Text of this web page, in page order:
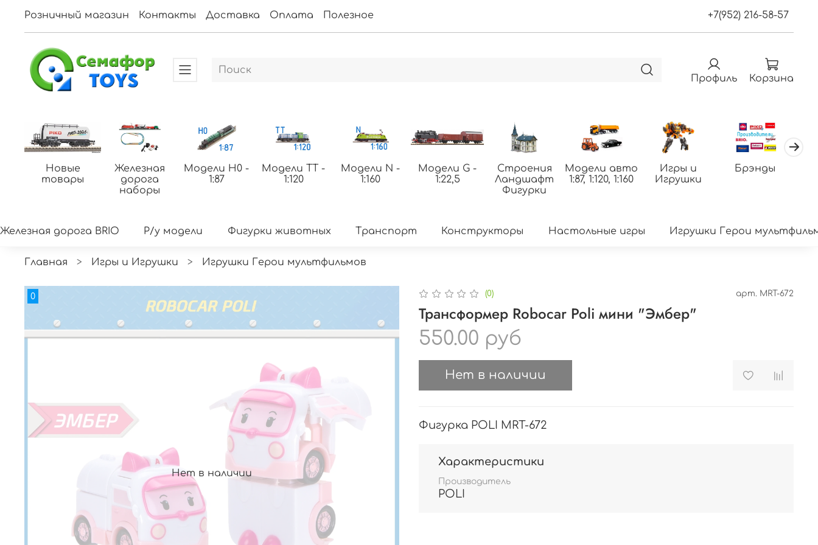
Розничный магазин Контакты Доставка Оплата Полезное +7(952) 216-58-57
Профиль Корзина
Новые
товары
Железная
дорога
наборы
Модели H0 -
1:87
Модели ТТ -
1:120
Модели N -
1:160
Модели G -
1:22,5
Строения
Ландшафт
Фигурки
Модели авто
1:87, 1:120, 1:160
Игры и
Игрушки
Брэнды
Железная дорога BRIO Р/у модели Фигурки животных Транспорт Конструкторы Настольные игры Игрушки Герои
Главная Игры и Игрушки Игрушки Герои мультфильмов
Нет в наличии
0 (0) арт. MRT-672
Трансформер Robocar Poli мини "Эмбер"
550.00 руб
Нет в наличии
Фигурка POLI MRT-672
Характеристики
Производитель
POLI